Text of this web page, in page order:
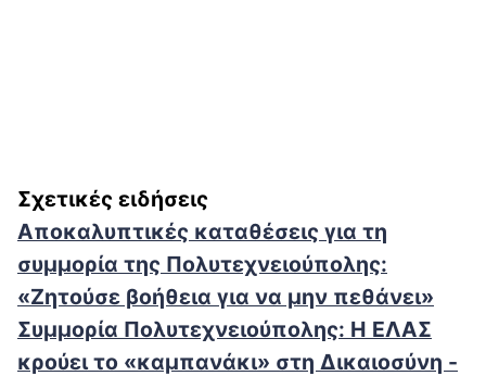
Σχετικές ειδήσεις
Αποκαλυπτικές καταθέσεις για τη
συμμορία της Πολυτεχνειούπολης:
«Ζητούσε βοήθεια για να μην πεθάνει»
Συμμορία Πολυτεχνειούπολης: Η ΕΛΑΣ
κρούει το «καμπανάκι» στη Δικαιοσύνη -